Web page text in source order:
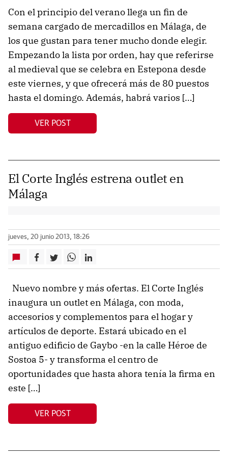
Con el principio del verano llega un fin de
semana cargado de mercadillos en Málaga, de
los que gustan para tener mucho donde elegir.
Empezando la lista por orden, hay que referirse
al medieval que se celebra en Estepona desde
este viernes, y que ofrecerá más de 80 puestos
hasta el domingo. Además, habrá varios […]
VER POST
El Corte Inglés estrena outlet en
Málaga
jueves, 20 junio 2013, 18:26
Nuevo nombre y más ofertas. El Corte Inglés
inaugura un outlet en Málaga, con moda,
accesorios y complementos para el hogar y
artículos de deporte. Estará ubicado en el
antiguo edificio de Gaybo -en la calle Héroe de
Sostoa 5- y transforma el centro de
oportunidades que hasta ahora tenía la firma en
este […]
VER POST